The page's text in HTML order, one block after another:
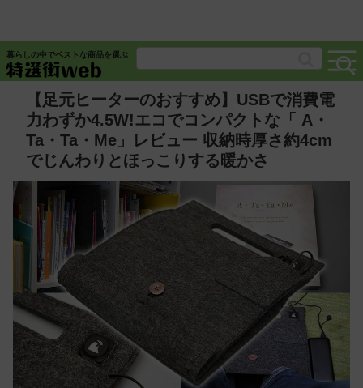
暮らしの中でベストな商品を選ぶ
【足元ヒーターのおすすめ】USBで消費電
力わずか4.5W!エコでコンパクトな「 A・
Ta・Ta・Me」レビュー 収納時厚さ約4cm
でじんわりとほっこりする暖かさ